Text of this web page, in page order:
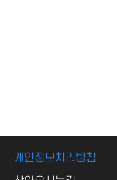
개인정보처리방침